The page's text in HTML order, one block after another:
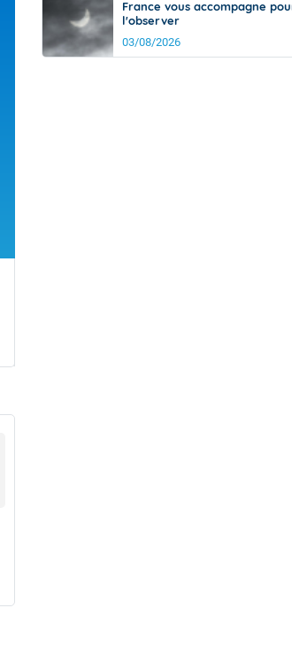
France vous accompagne
l'observer
03/08/2026